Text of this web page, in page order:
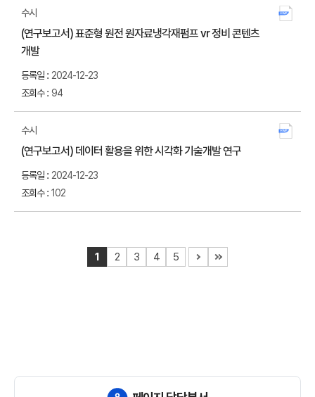
수시
(연구보고서) 표준형 원전 원자료냉각재펌프 vr 정비 콘텐츠
개발
2024-12-23
94
수시
(연구보고서) 데이터 활용을 위한 시각화 기술개발 연구
2024-12-23
102
1 2 3 4 5
다음 맨